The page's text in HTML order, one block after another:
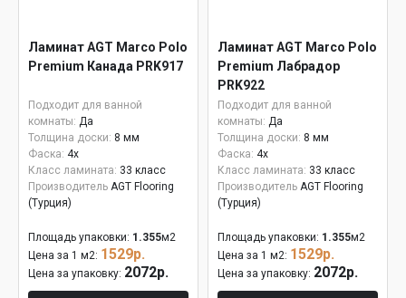
Ламинат AGT Marco Polo
Premium Канада PRK917
Подходит для ванной
комнаты: Да
Толщина доски: 8 мм
Фаска: 4x
Класс ламината: 33 класс
Производитель AGT Flooring
(Турция)
Площадь упаковки: 1.355м2
Цена за 1 м2: 1529р.
Цена за упаковку: 2072р.
Ламинат AGT Marco Polo
Premium Лабрадор
PRK922
Подходит для ванной
комнаты: Да
Толщина доски: 8 мм
Фаска: 4x
Класс ламината: 33 класс
Производитель AGT Flooring
(Турция)
Площадь упаковки: 1.355м2
Цена за 1 м2: 1529р.
Цена за упаковку: 2072р.